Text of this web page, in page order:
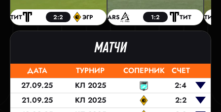
ТИТ 2:2 ЭГР ARS 1:2 ТИТ ТИТ
МАТЧИ
ДАТА ТУРНИР СОПЕРНИК
СЧЕТ
27.09.25
КЛ 2025
2:4
21.09.25
КЛ 2025
2:2